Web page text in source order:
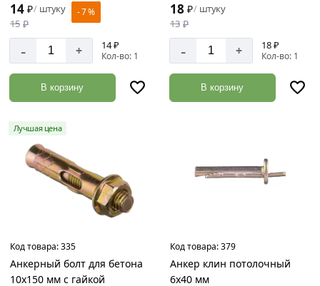
14 ₽/ штуку
15 ₽
- 7 %
- + 14 ₽
Кол-во: 1
В корзину
18 ₽/ штуку
13 ₽
- + 18 ₽
Кол-во: 1
В корзину
Лучшая цена
Код товара:335
Анкерный болт для бетона
10х150 мм с гайкой
Код товара:379
Анкер клин потолочный
6х40 мм